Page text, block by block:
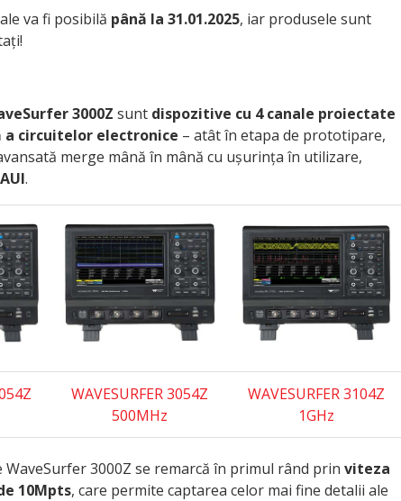
va fi posibilă până la 31.01.2025, iar produsele sunt
3000Z sunt dispozitive cu 4 canale proiectate
circuitelor electronice – atât în etapa de prototipare,
merge mână în mână cu ușurința în utilizare,
.
WAVESURFER 3054Z
500MHz
WAVESURFER 3104Z
1GHz
3000Z se remarcă în primul rând prin viteza
10Mpts, care permite captarea celor mai fine detalii ale